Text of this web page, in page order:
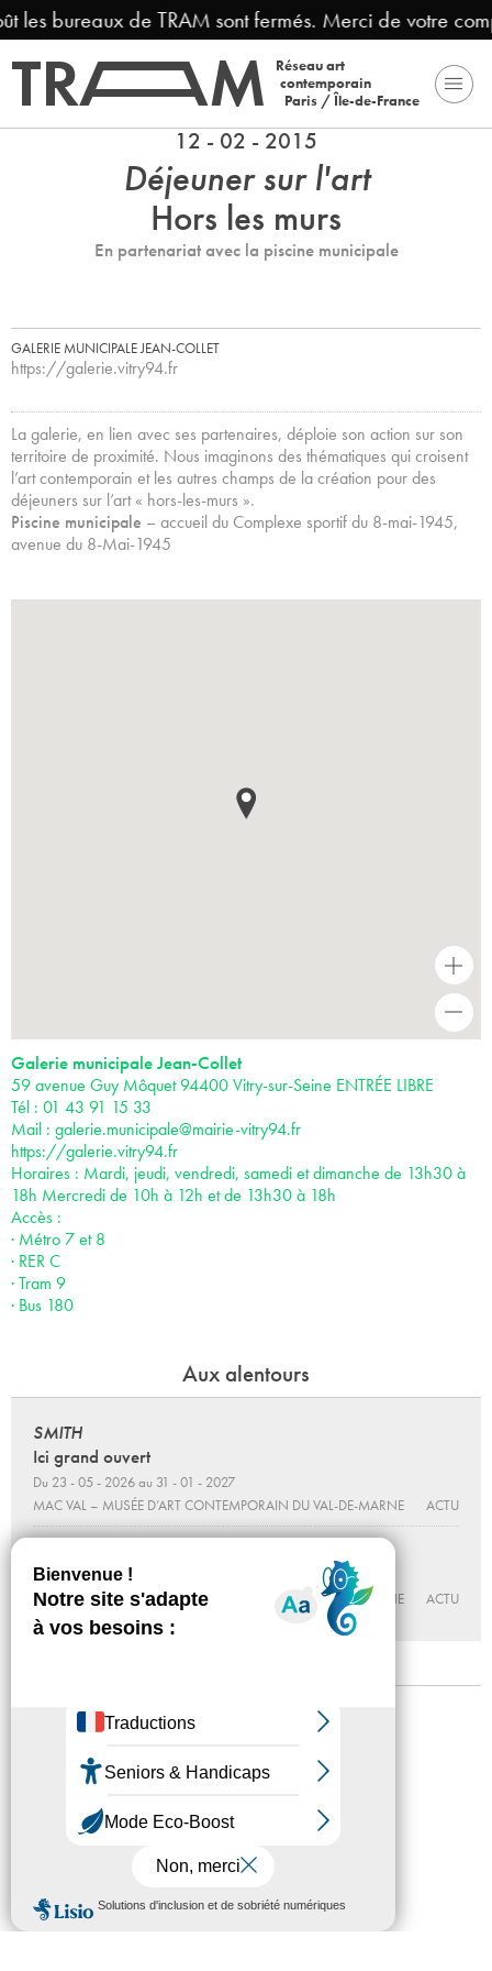
les bureaux de TRAM sont fermés. Merci de votre
Réseau art
contemporain
Paris / Île-de-France
12 - 02 - 2015
Déjeuner sur l'art
Hors les murs
En partenariat avec la piscine municipale
GALERIE MUNICIPALE JEAN-COLLET
https://galerie.vitry94.fr
La galerie, en lien avec ses partenaires, déploie son action sur son
territoire de proximité. Nous imaginons des thématiques qui croisent
l’art contemporain et les autres champs de la création pour des
déjeuners sur l’art « hors-les-murs ».
Piscine municipale – accueil du Complexe sportif du 8-mai-1945,
avenue du 8-Mai-1945
+
Galerie municipale Jean-Collet
59 avenue Guy Môquet 94400 Vitry-sur-Seine ENTRÉE LIBRE
Tél : 01 43 91 15 33
Mail : galerie.municipale@mairie-vitry94.fr
https://galerie.vitry94.fr
Horaires : Mardi, jeudi, vendredi, samedi et dimanche de 13h30 à
18h Mercredi de 10h à 12h et de 13h30 à 18h
Accès :
· Métro 7 et 8
· RER C
· Tram 9
· Bus 180
Aux alentours
SMITH
Ici grand ouvert
Du 23 - 05 - 2026 au 31 - 01 - 2027
MAC VAL – MUSÉE D’ART CONTEMPORAIN DU VAL-DE-MARNE
ACTU
Du 20 - 2025 au 31 - 03 - 2027
MAC VAL – MUSÉE D’ART CONTEMPORAIN DU VAL-DE-MARNE
ACTU
Accessibilité
Presse